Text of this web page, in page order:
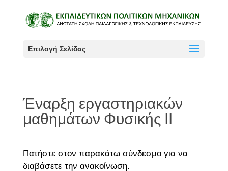
Επιλογή Σελίδας
Έναρξη εργαστηριακών
μαθημάτων Φυσικής ΙΙ
Πατήστε στον παρακάτω σύνδεσμο για να
διαβάσετε την ανακοίνωση.